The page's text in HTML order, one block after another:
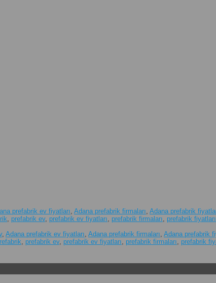
prefabrik ev fiyatları Adana prefabrik firmaları Adana prefabrik
prefabrik ev, prefabrik ev fiyatları prefabrik firmaları prefabrik fiyatları
, Adana prefabrik ev fiyatları Adana prefabrik firmaları Adana prefabrik
prefabrik ev, prefabrik ev fiyatları prefabrik firmaları prefabrik